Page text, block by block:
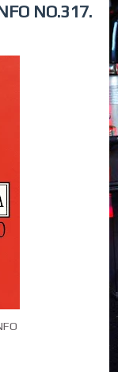
NO.317.